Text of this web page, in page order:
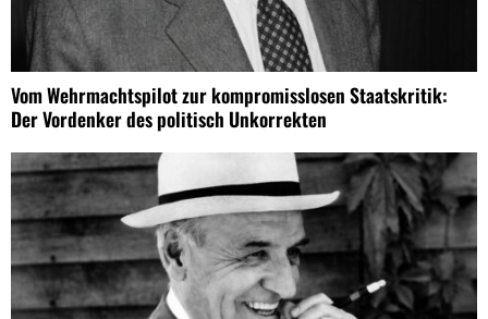
Vom Wehrmachtspilot zur kompromisslosen Staatskritik:
Der Vordenker des politisch Unkorrekten